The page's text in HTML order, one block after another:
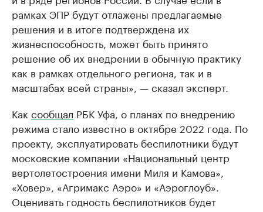
рамках ЭПР будут отлажены предлагаемые
решения и в итоге подтверждена их
жизнеспособность, может быть принято
решение об их внедрении в обычную практику
как в рамках отдельного региона, так и в
масштабах всей страны», — сказал эксперт.
Как сообщал РБК Уфа, о планах по внедрению
режима стало известно в октябре 2022 года. По
проекту, эксплуатировать беспилотники будут
московские компании «Национальный центр
вертолетостроения имени Миля и Камова»,
«Ховер», «Агримакс Аэро» и «Аэроглоуб».
Оценивать годность беспилотников будет